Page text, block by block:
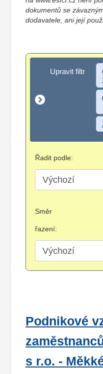
dokumentů se
dodavatele, ani její
Upravit filtr
Upravit filtr
Řadit podle:
Směr
řazení:
Podnikové
s r.o. -